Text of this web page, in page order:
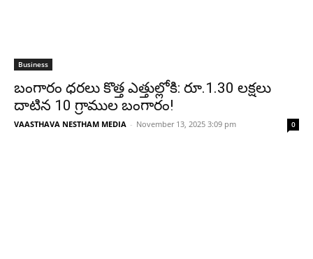
Business
బంగారం ధరలు కొత్త ఎత్తుల్లోకి: రూ.1.30 లక్షలు
దాటిన 10 గ్రాముల బంగారం!
VAASTHAVA NESTHAM MEDIA - November 13, 2025 3:09 pm 0